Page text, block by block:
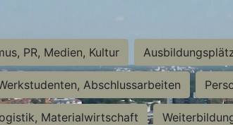
PR, Medien, Kultur
Abschlussarbeiten
Materialwirtschaft